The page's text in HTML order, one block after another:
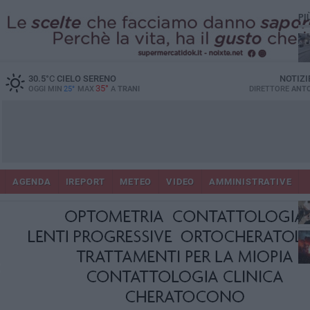
30.5°CCIELO SERENO
OGGI MIN 25° MAX 35° A TRANI DIRETTORE
AGENDA IREPORT METEO VIDEO AMMINISTRATIVE